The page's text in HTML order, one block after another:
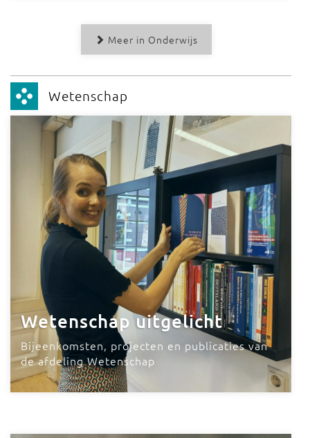
Meer in Onderwijs
Wetenschap
Wetenschap uitgelicht
Bijeenkomsten, projecten en publicaties van
de afdeling Wetenschap